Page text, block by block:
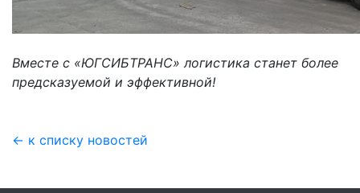
Вместе с «ЮГСИБТРАНС» логистика станет более
предсказуемой и эффективной!
← к списку новостей